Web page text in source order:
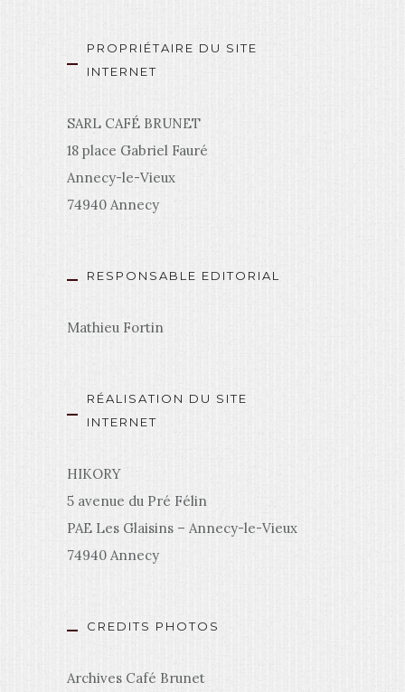
PROPRIÉTAIRE DU SITE
INTERNET
SARL CAFÉ BRUNET
18 place Gabriel Fauré
Annecy-le-Vieux
74940 Annecy
RESPONSABLE EDITORIAL
Mathieu Fortin
RÉALISATION DU SITE
INTERNET
HIKORY
5 avenue du Pré Félin
PAE Les Glaisins – Annecy-le-Vieux
74940 Annecy
CREDITS PHOTOS
Archives Café Brunet